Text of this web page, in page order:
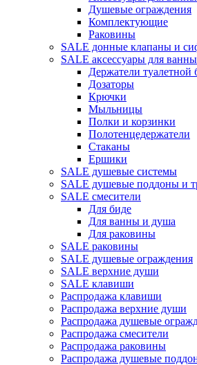
Душевые ограждения
Комплектующие
Раковины
SALE донные клапаны и
SALE аксессуары для
Держатели туалетной
Дозаторы
Крючки
Мыльницы
Полки и корзинки
Полотенцедержатели
Стаканы
Ершики
SALE душевые системы
SALE душевые поддоны и
SALE смесители
Для биде
Для ванны и душа
Для раковины
SALE раковины
SALE душевые ограждения
SALE верхние души
SALE клавиши
Распродажа клавиши
Распродажа верхние души
Распродажа душевые
Распродажа смесители
Распродажа раковины
Распродажа душевые